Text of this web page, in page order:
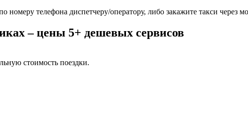
номеру телефона диспетчеру/оператору, либо закажите такси
– цены 5+ дешевых сервисов
стоимость поездки.